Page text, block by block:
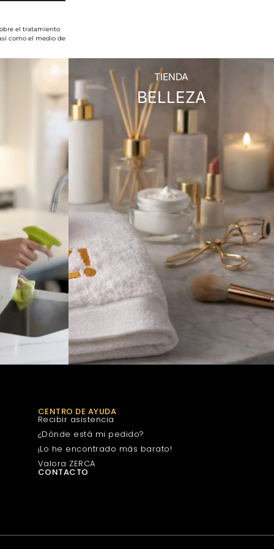
el tratamiento
como el medio de
TIENDA
BELLEZA
CENTRO DE AYUDA
Recibir asistencia
¿Dónde está mi pedido?
¡Lo he encontrado más barato!
Valora ZERCA
CONTACTO